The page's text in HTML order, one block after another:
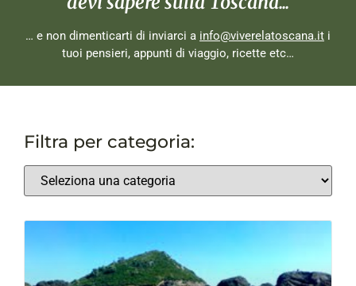
… e non dimenticarti di inviarci a info@viverelatoscana.it i
tuoi pensieri, appunti di viaggio, ricette etc…
Filtra per categoria: